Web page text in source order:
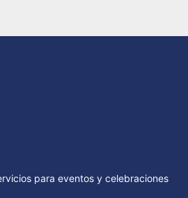
para eventos y celebraciones